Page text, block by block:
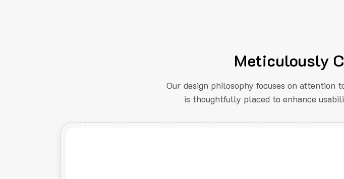
Meticulously
Our design philosophy focuses on attention
is thoughtfully placed to enhance